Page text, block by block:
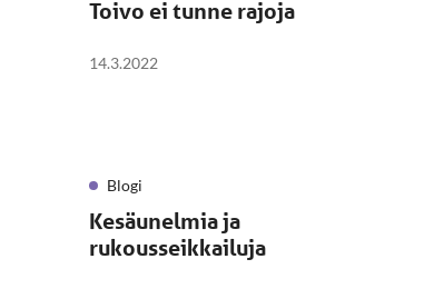
Toivo ei tunne rajoja
14.3.2022
Blogi
Kesäunelmia ja
rukousseikkailuja